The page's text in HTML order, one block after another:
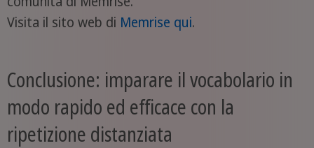
Visita il sito web di Memrise qui.
Conclusione: imparare il vocabolario in
modo rapido ed efficace con la
ripetizione distanziata